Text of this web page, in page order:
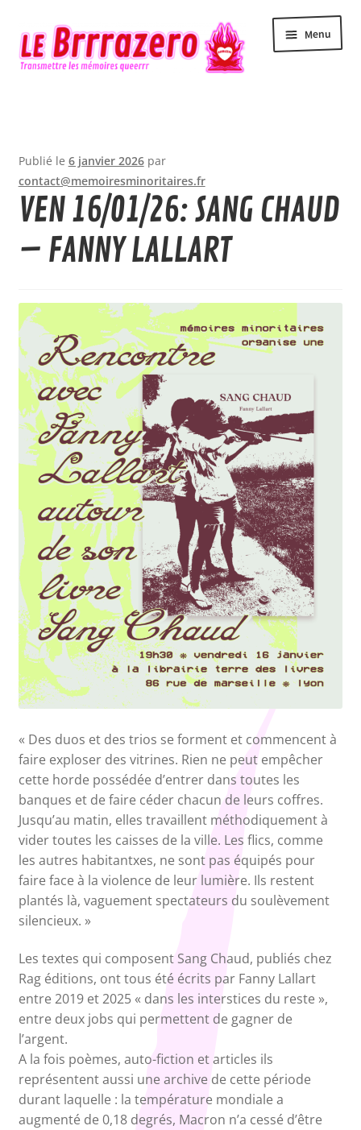
Aller
à
Aller
au
contenu
Menu
Actualité
Agenda
Contact
Le Brrrazero
Newsletter
Nos collections
Publié le 6 janvier 2026 par
contact@memoiresminoritaires.fr
VEN 16/01/26: SANG CHAUD
– FANNY LALLART
« Des duos et des trios se forment et commencent à
faire exploser des vitrines. Rien ne peut empêcher
cette horde possédée d’entrer dans toutes les
banques et de faire céder chacun de leurs coffres.
Jusqu’au matin, elles travaillent méthodiquement à
vider toutes les caisses de la ville. Les flics, comme
les autres habitantxes, ne sont pas équipés pour
faire face à la violence de leur lumière. Ils restent
plantés là, vaguement spectateurs du soulèvement
silencieux. »
Les textes qui composent Sang Chaud, publiés chez
Rag éditions, ont tous été écrits par Fanny Lallart
entre 2019 et 2025 « dans les interstices du reste »,
entre deux jobs qui permettent de gagner de
l’argent.
A la fois poèmes, auto-fiction et articles ils
représentent aussi une archive de cette période
durant laquelle : la température mondiale a
augmenté de 0,18 degrés, Macron n’a cessé d’être